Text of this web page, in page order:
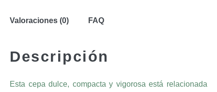
Valoraciones (0) FAQ
Descripción
Esta cepa dulce, compacta y vigorosa está relacionada